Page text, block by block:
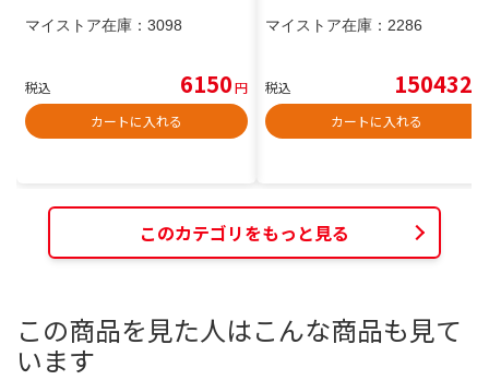
マイストア在庫： 3098
税込 6150円
カートに入れる
マイストア在庫： 2286
税込 150432
カートに入れる
このカテゴリをもっと見る
この商品を見た人はこんな商品も見て
います